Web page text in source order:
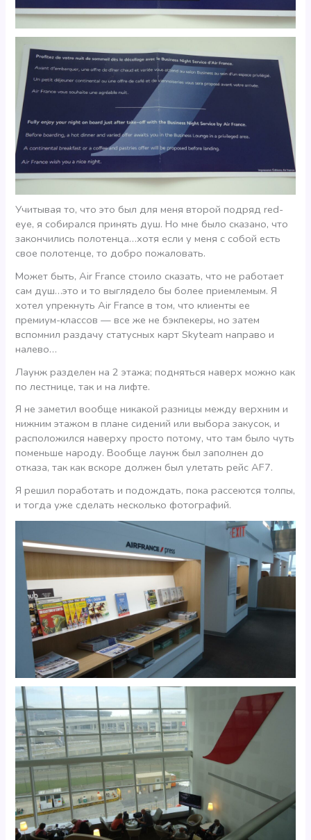
Учитывая то, что это был для меня второй подряд red-
eye, я собирался принять душ. Но мне было сказано, что
закончились полотенца…хотя если у меня с собой есть
свое полотенце, то добро пожаловать.
Может быть, Air France стоило сказать, что не работает
сам душ…это и то выглядело бы более приемлемым. Я
хотел упрекнуть Air France в том, что клиенты ее
премиум-классов — все же не бэкпекеры, но затем
вспомнил раздачу статусных карт Skyteam направо и
налево…
Лаунж разделен на 2 этажа; подняться наверх можно как
по лестнице, так и на лифте.
Я не заметил вообще никакой разницы между верхним и
нижним этажом в плане сидений или выбора закусок, и
расположился наверху просто потому, что там было чуть
поменьше народу. Вообще лаунж был заполнен до
отказа, так как вскоре должен был улетать рейс AF7.
Я решил поработать и подождать, пока рассеются толпы,
и тогда уже сделать несколько фотографий.